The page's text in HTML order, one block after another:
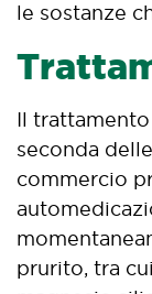
le sostanze
Il
seconda
commercio
prurito, tra